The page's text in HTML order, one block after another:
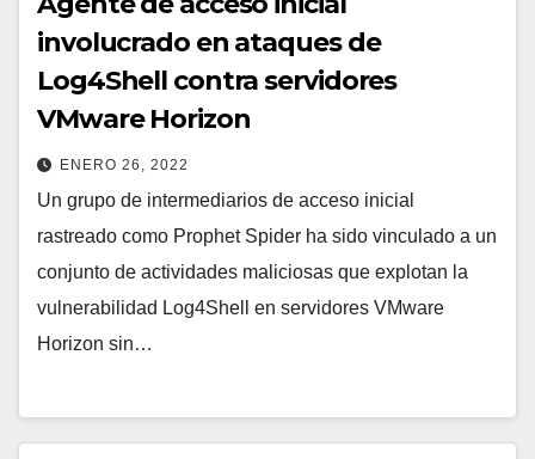
involucrado en ataques de
Log4Shell contra servidores
VMware Horizon
ENERO 26, 2022
Un grupo de intermediarios de acceso inicial
rastreado como Prophet Spider ha sido vinculado a un
conjunto de actividades maliciosas que explotan la
vulnerabilidad Log4Shell en servidores VMware
Horizon sin…